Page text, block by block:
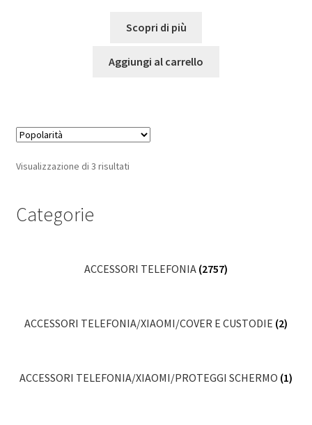
Scopri di più
Aggiungi al carrello
Visualizzazione di 3 risultatiPopolarità
Categorie
ACCESSORI TELEFONIA (2757)
ACCESSORI TELEFONIA/XIAOMI/COVER E CUSTODIE (2)
ACCESSORI TELEFONIA/XIAOMI/PROTEGGI SCHERMO (1)